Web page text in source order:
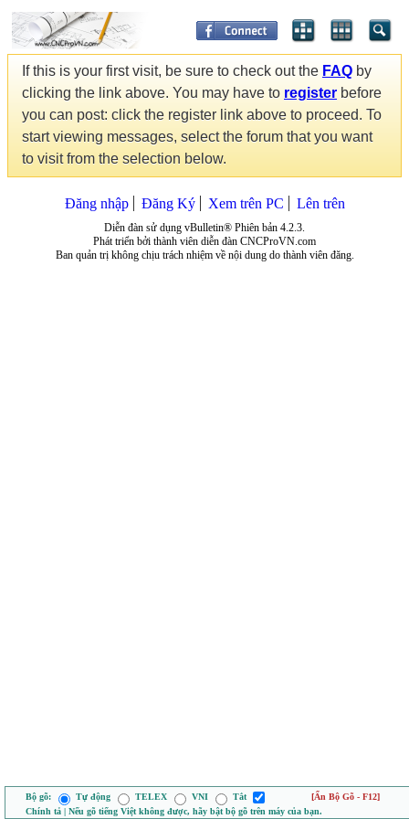
If this is your first visit, be sure to check out the FAQ by
clicking the link above. You may have to register before
you can post: click the register link above to proceed. To
start viewing messages, select the forum that you want
to visit from the selection below.
Đăng nhập Đăng Ký Xem trên PC Lên trên
Diễn đàn sử dụng vBulletin® Phiên bản 4.2.3.
Phát triển bởi thành viên diễn đàn CNCProVN.com
Ban quản trị không chịu trách nhiệm về nội dung do thành viên đăng.
Bộ gõ: Tự động TELEX VNI Tắt
[Ẩn Bộ Gõ - F12]
Chính tả | Nếu gõ tiếng Việt không được, hãy bật bộ gõ trên máy của bạn.